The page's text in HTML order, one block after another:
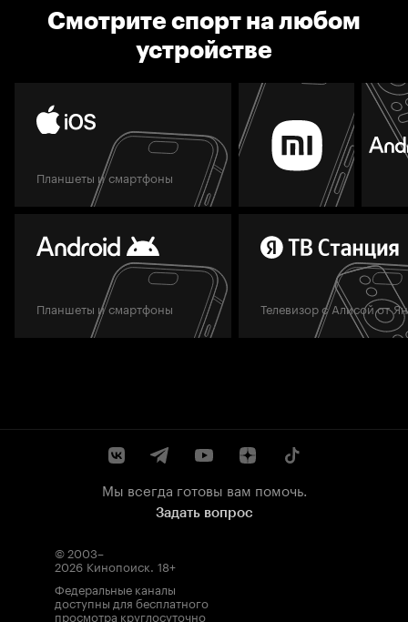
Смотрите спорт на любом
устройстве
Планшеты и смартфоны
Планшеты и смартфоны Телевизор с Алисой от
Мы всегда готовы вам помочь.
Задать вопрос
© 2003–
2026 Кинопоиск. 18+
Федеральные каналы
доступны для бесплатного
просмотра круглосуточно